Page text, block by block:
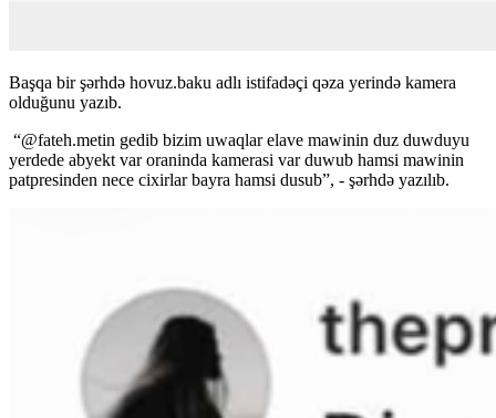
Başqa bir şərhdə hovuz.baku adlı istifadəçi qəza yerində kamera
olduğunu yazıb.
“@fateh.metin gedib bizim uwaqlar elave mawinin duz duwduyu
yerdede abyekt var oraninda kamerasi var duwub hamsi mawinin
patpresinden nece cixirlar bayra hamsi dusub”, - şərhdə yazılıb.